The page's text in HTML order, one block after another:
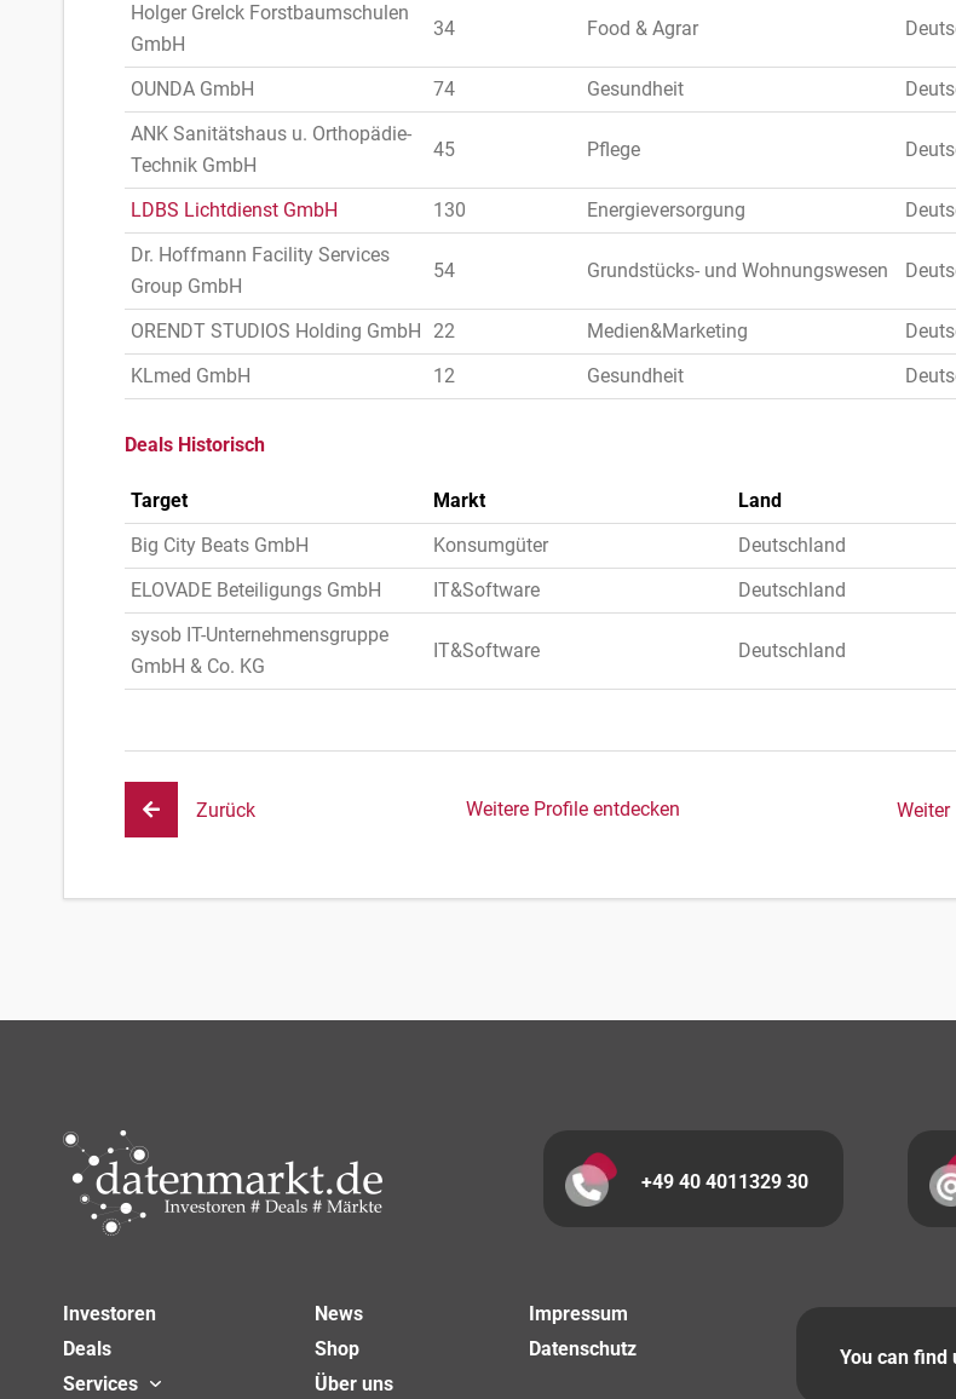
Holger Grelck Forstbaumschulen
GmbH
34 Food & Agrar
OUNDA GmbH 74 Gesundheit
ANK Sanitätshaus u. Orthopädie-
Technik GmbH
45 Pflege
LDBS Lichtdienst GmbH 130 Energieversorgung
Dr. Hoffmann Facility Services
Group GmbH
54 Grundstücks- und Wohnungswesen
ORENDT STUDIOS Holding GmbH 22 Medien&Marketing
KLmed GmbH
12 Gesundheit
Deals Historisch
Target Markt
Land
Big City Beats GmbH
Konsumgüter
Deutschland
ELOVADE Beteiligungs GmbH
IT&Software
Deutschland
sysob IT-Unternehmensgruppe
GmbH & Co. KG
IT&Software Deutschland
Zurück Weitere Profile entdecken Weiter
+49 40 4011329 30
Investoren
Deals
Services
News
Shop
Über uns
Impressum
Datenschutz
You can find